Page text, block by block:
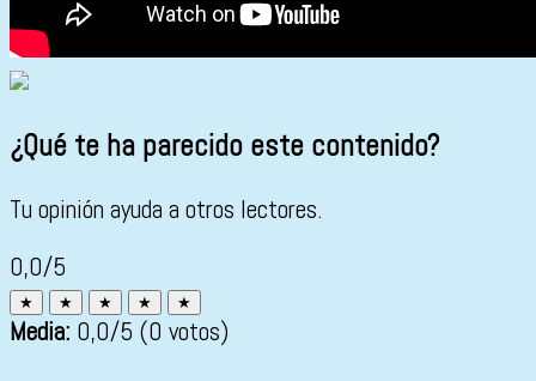
¿Qué te ha parecido este contenido?
Tu opinión ayuda a otros lectores.
0,0/5
★ ★ ★ ★ ★
Media: 0,0/5 (0 votos)